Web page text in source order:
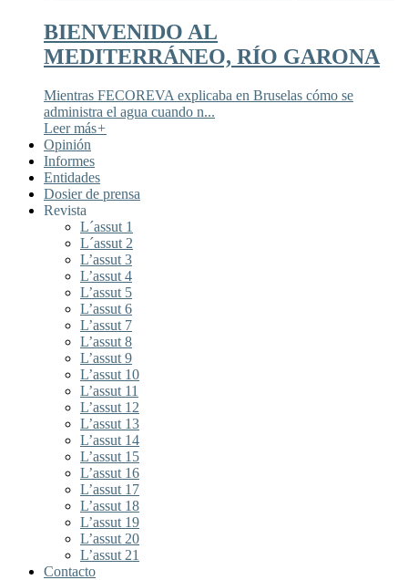
BIENVENIDO AL
MEDITERRÁNEO, RÍO GARONA
Mientras FECOREVA explicaba en Bruselas cómo se
administra el agua cuando n...
Leer más+
Opinión
Informes
Entidades
Dosier de prensa
Revista
L´assut 1
L´assut 2
L’assut 3
L’assut 4
L’assut 5
L’assut 6
L’assut 7
L’assut 8
L’assut 9
L’assut 10
L’assut 11
L’assut 12
L’assut 13
L’assut 14
L’assut 15
L’assut 16
L’assut 17
L’assut 18
L’assut 19
L’assut 20
L’assut 21
Contacto